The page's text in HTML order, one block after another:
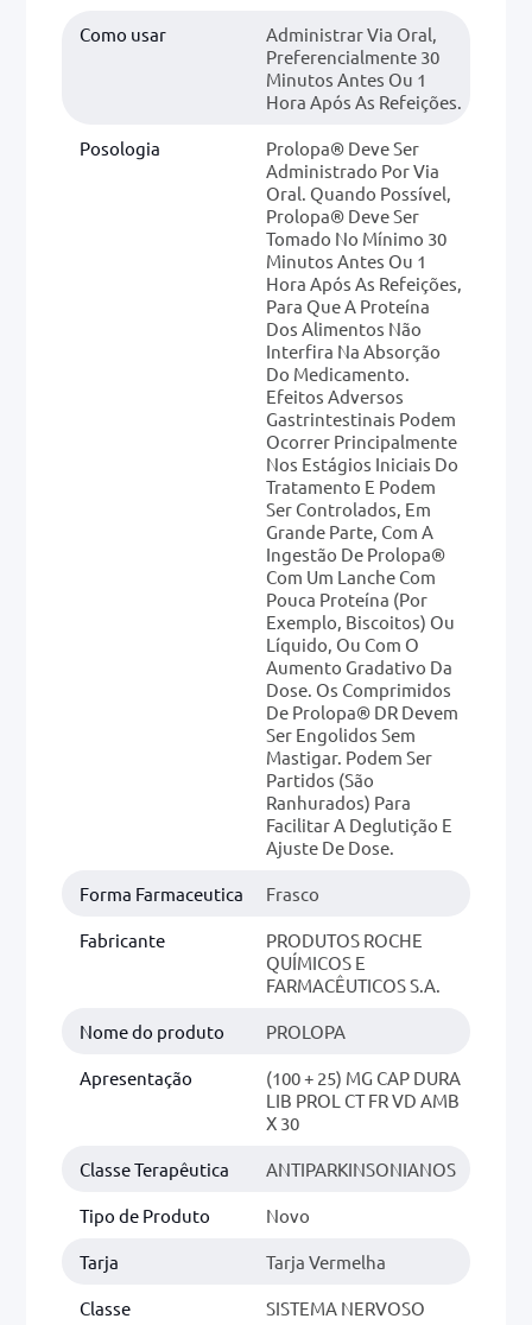
Como usar
Administrar Via Oral,
Preferencialmente 30
Minutos Antes Ou 1
Hora Após As Refeições.
Posologia
Prolopa® Deve Ser
Administrado Por Via
Oral. Quando Possível,
Prolopa® Deve Ser
Tomado No Mínimo 30
Minutos Antes Ou 1
Hora Após As Refeições,
Para Que A Proteína
Dos Alimentos Não
Interfira Na Absorção
Do Medicamento.
Efeitos Adversos
Gastrintestinais Podem
Ocorrer Principalmente
Nos Estágios Iniciais Do
Tratamento E Podem
Ser Controlados, Em
Grande Parte, Com A
Ingestão De Prolopa®
Com Um Lanche Com
Pouca Proteína (por
Exemplo, Biscoitos) Ou
Líquido, Ou Com O
Aumento Gradativo Da
Dose. Os Comprimidos
De Prolopa® DR Devem
Ser Engolidos Sem
Mastigar. Podem Ser
Partidos (são
Ranhurados) Para
Facilitar A Deglutição E
Ajuste De Dose.
Forma Farmaceutica Frasco
Fabricante
PRODUTOS ROCHE
QUÍMICOS E
FARMACÊUTICOS S.A.
Nome do produto PROLOPA
Apresentação
(100 + 25) MG CAP DURA
LIB PROL CT FR VD AMB
X 30
Classe Terapêutica ANTIPARKINSONIANOS
Tipo de Produto Novo
Tarja Tarja Vermelha
Classe SISTEMA NERVOSO